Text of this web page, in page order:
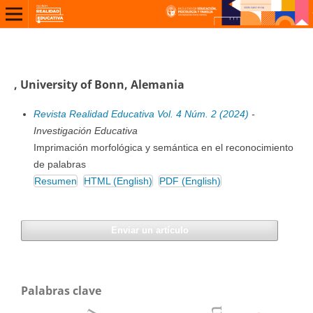
, University of Bonn, Alemania
Revista Realidad Educativa Vol. 4 Núm. 2 (2024) -
Investigación Educativa
Imprimación morfológica y semántica en el reconocimiento
de palabras
Resumen
HTML (English) PDF (English)
Enviar un artículo
Palabras clave